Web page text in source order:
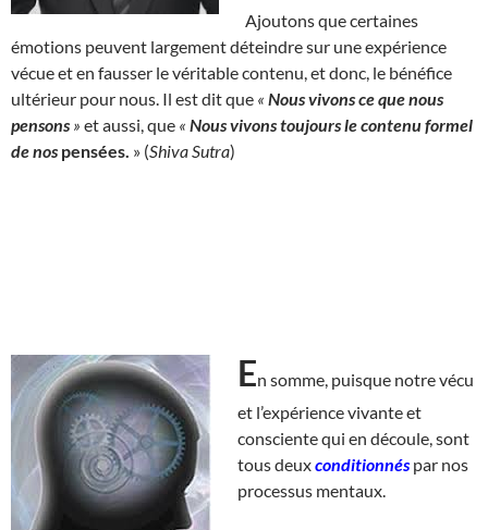
Ajoutons que certaines
émotions peuvent largement déteindre sur une expérience
vécue et en fausser le véritable contenu, et donc, le bénéfice
ultérieur pour nous. Il est dit que « Nous vivons ce que nous
pensons » et aussi, que « Nous vivons toujours le contenu formel
de nos pensées » (Shiva Sutra)
En somme, puisque notre vécu
et l’expérience vivante et
consciente qui en découle, sont
tous deuxconditionnéspar nos
processus mentaux.